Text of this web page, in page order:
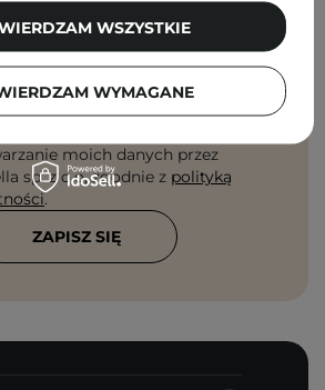
email
się na otrzymywanie
moich danych przez
sp. z o.o, zgodnie z polityką
.
ZAPISZ SIĘ
WYMAGANE
WSZYSTKIE